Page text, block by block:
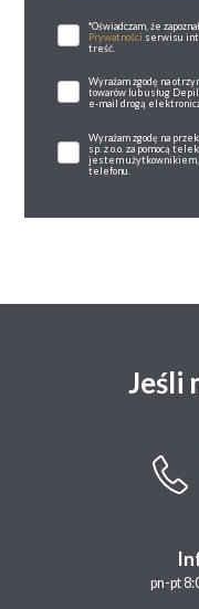
*Oświadczam, że
Prywatności serwisu
treść.
Wyrażam zgodę na
towarów lub usług
e-mail drogą
Wyrażam zgodę na
sp. z o.o. za pomocą
jestem użytkownikiem,
telefonu.
Jeśli
pn-pt